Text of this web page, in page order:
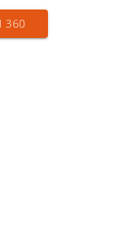
360